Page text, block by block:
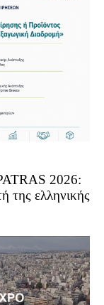
2026:
της ελληνικής